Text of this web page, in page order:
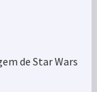
de Star Wars